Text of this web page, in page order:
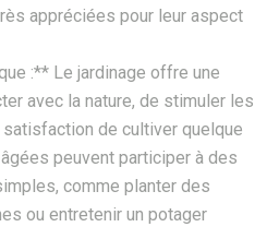
appréciées pour leur aspect
:** Le jardinage offre une
avec la nature, de stimuler les
de cultiver quelque
peuvent participer à des
comme planter des
ou entretenir un potager